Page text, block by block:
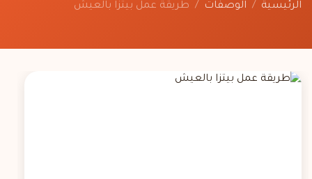
الرئيسية / الوصفات / طريقة عمل بيتزا بالعيش